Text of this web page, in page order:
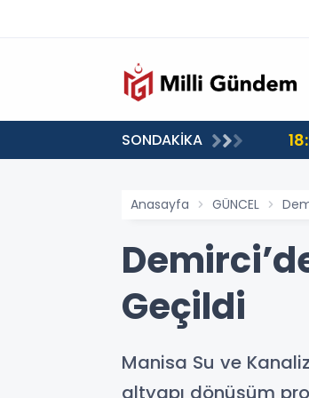
SONDAKİKA
Anasayfa GÜNCEL
Geçildi
Manisa Su ve
altyapı dönüşüm